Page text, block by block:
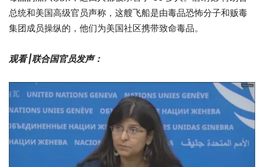
总统和美国高级官员声称，这艘飞船是由毒品恐怖分子和贩毒
集团成员操纵的，他们为美国社区携带致命毒品。
观看 |联合国官员发声：